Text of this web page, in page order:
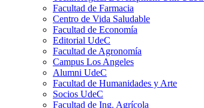
Facultad de Farmacia
Centro de Vida Saludable
Facultad de Economía
Editorial UdeC
Facultad de Agronomía
Campus Los Angeles
Alumni UdeC
Facultad de Humanidades y Arte
Socios UdeC
Facultad de Ing. Agrícola